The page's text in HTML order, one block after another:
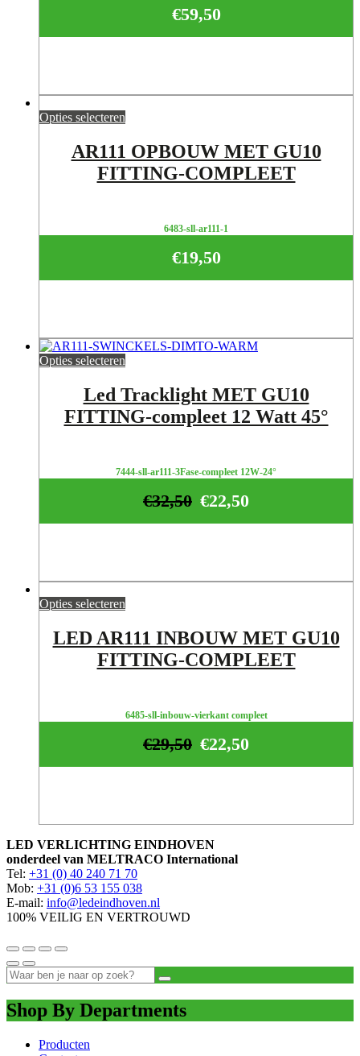
€59,50
Opties selecteren
AR111 OPBOUW MET GU10
FITTING-COMPLEET
6483-sll-ar111-1
€19,50
Opties selecteren
Led Tracklight MET GU10
FITTING-compleet 12 Watt 45°
7444-sll-ar111-3Fase-compleet 12W-24°
€22,50
€32,50
Opties selecteren
LED AR111 INBOUW MET GU10
FITTING-COMPLEET
6485-sll-inbouw-vierkant compleet
€22,50
€29,50
LED VERLICHTING EINDHOVEN
onderdeel van MELTRACO International
Tel: +31 (0) 40 240 71 70
Mob: +31 (0)6 53 155 038
E-mail: info@ledeindhoven.nl
100% VEILIG EN VERTROUWD
Shop By Departments
Producten